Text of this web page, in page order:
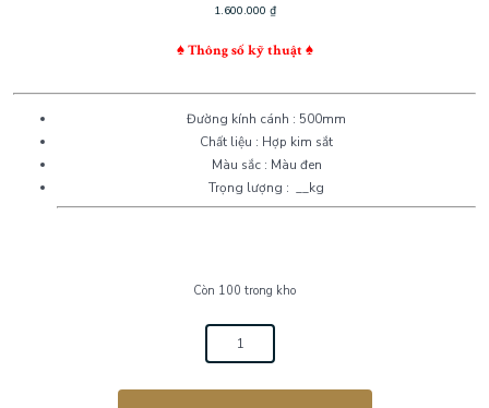
1.600.000 ₫
♠ Thông số kỹ thuật ♠
Đường kính cánh : 500mm
Chất liệu : Hợp kim sắt
Màu sắc : Màu đen
Trọng lượng : __kg
Còn 100 trong kho